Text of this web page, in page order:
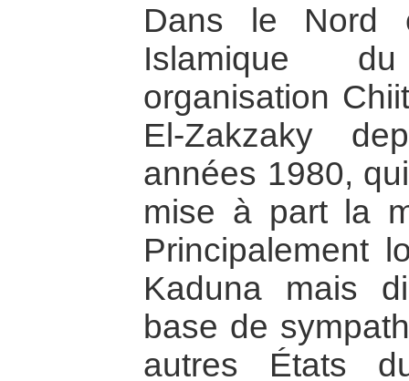
Dans le Nord
Islamique
organisation
El-Zakzaky
années 1980,
mise à part la
Principalement
Kaduna mais
base de
autres États